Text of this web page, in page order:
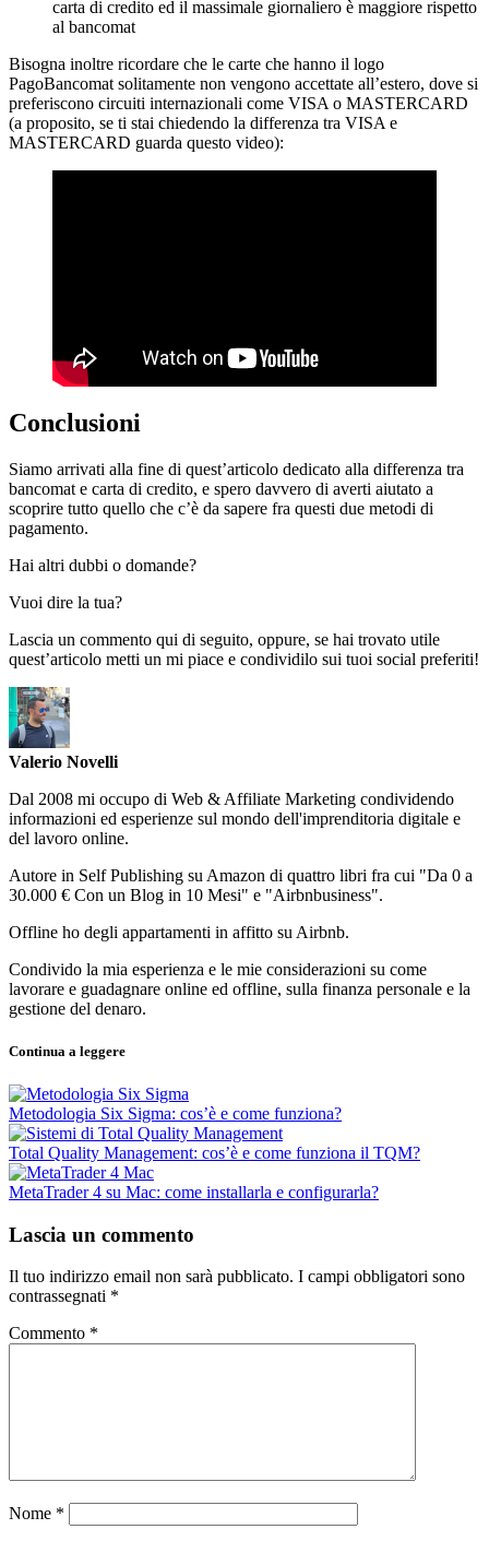
carta di credito ed il massimale giornaliero è maggiore rispetto
al bancomat
Bisogna inoltre ricordare che le carte che hanno il logo
PagoBancomat solitamente non vengono accettate all’estero, dove si
preferiscono circuiti internazionali come VISA o MASTERCARD
(a proposito, se ti stai chiedendo la differenza tra VISA e
MASTERCARD guarda questo video):
Conclusioni
Siamo arrivati alla fine di quest’articolo dedicato alla differenza tra
bancomat e carta di credito, e spero davvero di averti aiutato a
scoprire tutto quello che c’è da sapere fra questi due metodi di
pagamento.
Hai altri dubbi o domande?
Vuoi dire la tua?
Lascia un commento qui di seguito, oppure, se hai trovato utile
quest’articolo metti un mi piace e condividilo sui tuoi social preferiti!
Valerio Novelli
Dal 2008 mi occupo di Web & Affiliate Marketing condividendo
informazioni ed esperienze sul mondo dell'imprenditoria digitale e
del lavoro online.
Autore in Self Publishing su Amazon di quattro libri fra cui "Da 0 a
30.000 € Con un Blog in 10 Mesi" e "Airbnbusiness".
Offline ho degli appartamenti in affitto su Airbnb.
Condivido la mia esperienza e le mie considerazioni su come
lavorare e guadagnare online ed offline, sulla finanza personale e la
gestione del denaro.
Continua a leggere
Metodologia Six Sigma: cos’è e come funziona?
Total Quality Management: cos’è e come funziona il TQM?
MetaTrader 4 su Mac: come installarla e configurarla?
Lascia un commento
Il tuo indirizzo email non sarà pubblicato. I campi obbligatori sono
contrassegnati *
Commento *
Nome *